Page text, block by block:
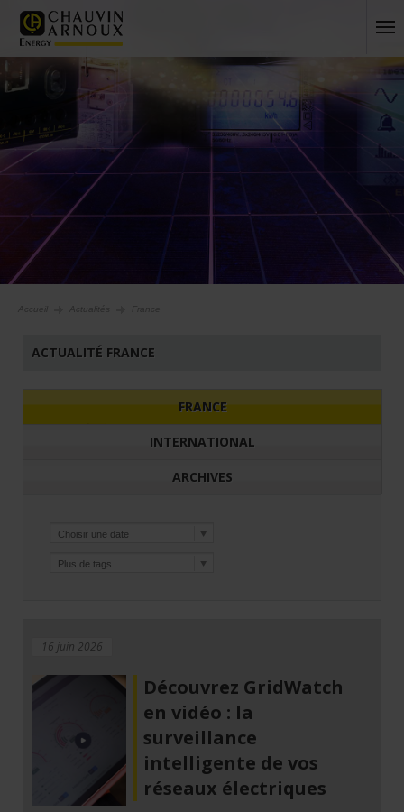
Actualités France
ACTUALITÉ FRANCE
FRANCE
INTERNATIONAL
ARCHIVES
16 juin 2026
Découvrez GridWatch
en vidéo : la
surveillance
intelligente de vos
réseaux électriques